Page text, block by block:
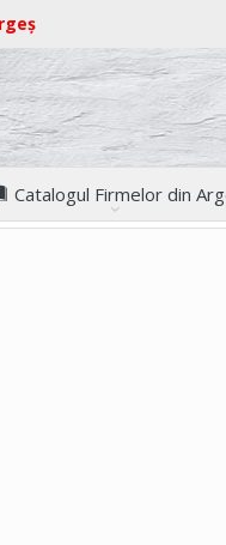
Catalogul Firmelor din